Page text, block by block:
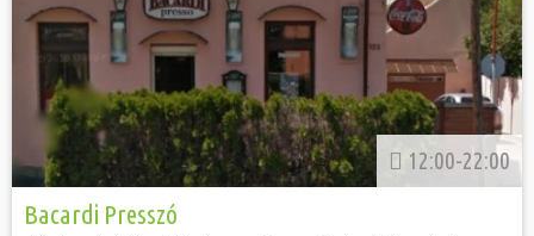
12:00-22:00
Bacardi Presszó